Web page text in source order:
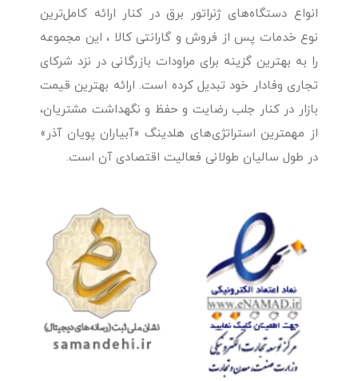
انواع دستگاه‌های ژنراتور برق در کنار ارائه کامل‌ترین
نوع خدمات پس از فروش و گارانتی کالا ، این مجموعه
را به بهترین گزینه برای مراودات بازرگانی در نزد شرکای
تجاری وفادار خود تبدیل کرده است. ارائه بهترین قیمت
بازار در کنار جلب رضایت و حفظ و نگهداشت مشتریان،
از مهمترین استراتژی‌های هلدینگ «آبیاران پویان آذر»
در طول سالیان طولانی فعالیت اقتصادی آن است.